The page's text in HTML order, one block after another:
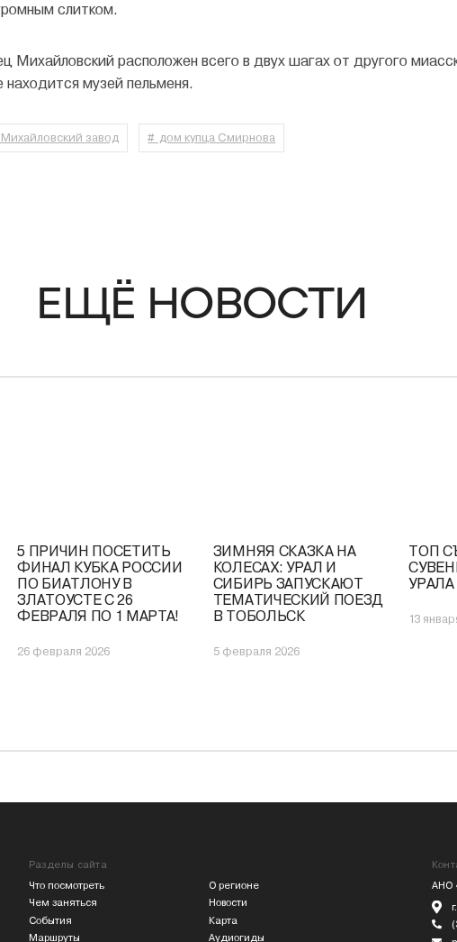
слитком.
Михайловский расположен всего в двух шагах от другого
находится музей пельменя.
завод # дом купца Смирнова
ЕЩЁ НОВОСТИ
5 ПРИЧИН ПОСЕТИТЬ
ФИНАЛ КУБКА РОССИИ
ПО БИАТЛОНУ В
ЗЛАТОУСТЕ С 26
ФЕВРАЛЯ ПО 1 МАРТА!
26 февраля 2026
ЗИМНЯЯ СКАЗКА НА
КОЛЕСАХ: УРАЛ И
СИБИРЬ ЗАПУСКАЮТ
ТЕМАТИЧЕСКИЙ ПОЕЗД
В ТОБОЛЬСК
5 февраля 2026
ТОП
УРАЛА
13
Разделы сайта
Что посмотреть
Чем заняться
События
Маршруты
О регионе
Новости
Карта
Аудиогиды
АНО